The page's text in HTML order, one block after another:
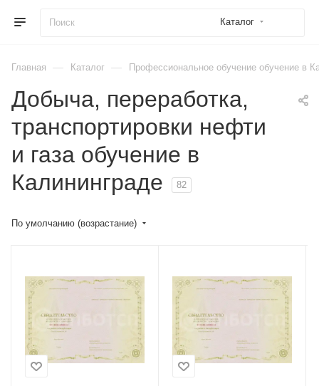
Каталог
Главная — Каталог — Профессиональное обучение обучение в
Добыча, переработка,
транспортировки нефти
и газа обучение в
Калининграде
82
По умолчанию (возрастание)